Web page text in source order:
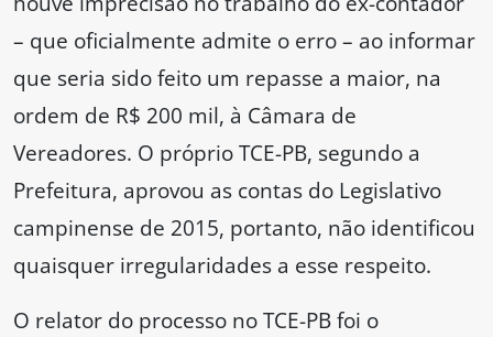
– que oficialmente admite o erro – ao informar
que seria sido feito um repasse a maior, na
ordem de R$ 200 mil, à Câmara de
Vereadores. O próprio TCE-PB, segundo a
Prefeitura, aprovou as contas do Legislativo
campinense de 2015, portanto, não identificou
quaisquer irregularidades a esse respeito.
O relator do processo no TCE-PB foi o